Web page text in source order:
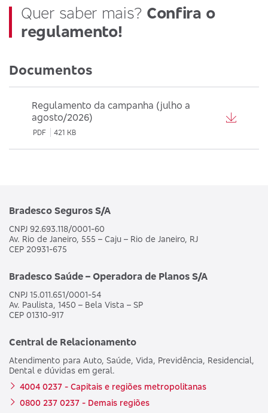
Quer saber mais? Confira o
regulamento!
Documentos
Regulamento da campanha (julho a
agosto/2026)
PDF 421 KB
Bradesco Seguros S/A
CNPJ 92.693.118/0001-60
Av. Rio de Janeiro, 555 – Caju – Rio de Janeiro, RJ
CEP 20931-675
Bradesco Saúde – Operadora de Planos S/A
CNPJ 15.011.651/0001-54
Av. Paulista, 1450 – Bela Vista – SP
CEP 01310-917
Central de Relacionamento
Atendimento para Auto, Saúde, Vida, Previdência, Residencial,
Dental e dúvidas em geral.
4004 0237 - Capitais e regiões metropolitanas
0800 237 0237 - Demais regiões